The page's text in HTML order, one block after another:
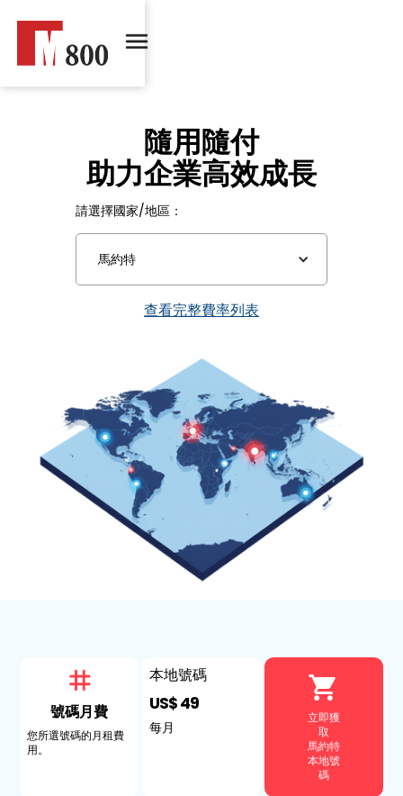
隨用隨付
助力企業高效成長
請選擇國家/地區：
馬約特
查看完整費率列表
號碼月費
您所選號碼的月租費
用。
本地號碼
US$ 49
每月
立即獲
取
馬約特
本地號
碼